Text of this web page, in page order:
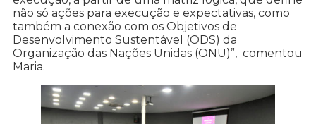
não só ações para execução e expectativas, como
também a conexão com os Objetivos de
Desenvolvimento Sustentável (ODS) da
Organização das Nações Unidas (ONU)”, comentou
Maria.